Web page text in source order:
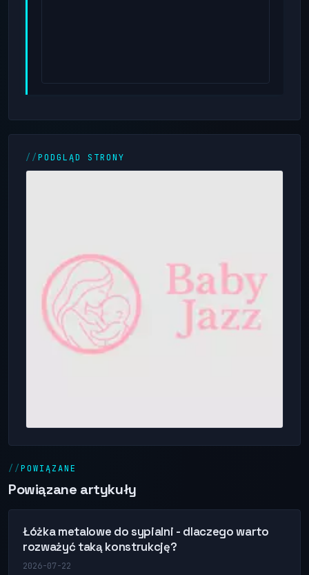
PODGLĄD STRONY
POWIĄZANE
Powiązane artykuły
Łóżka metalowe do sypialni - dlaczego warto
rozważyć taką konstrukcję?
2026-07-22